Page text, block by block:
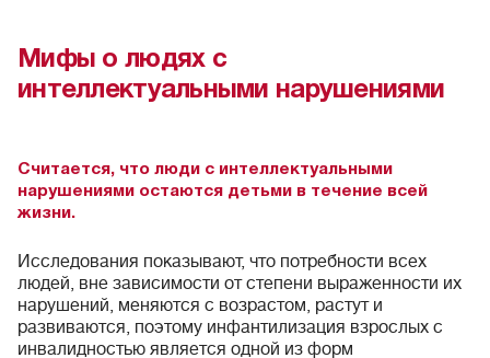
Мифы о людях с
интеллектуальными нарушениями
Считается, что люди с интеллектуальными
нарушениями остаются детьми в течение всей
жизни.
Исследования показывают, что потребности всех
людей, вне зависимости от степени выраженности их
нарушений, меняются с возрастом, растут и
развиваются, поэтому инфантилизация взрослых с
инвалидностью является одной из форм